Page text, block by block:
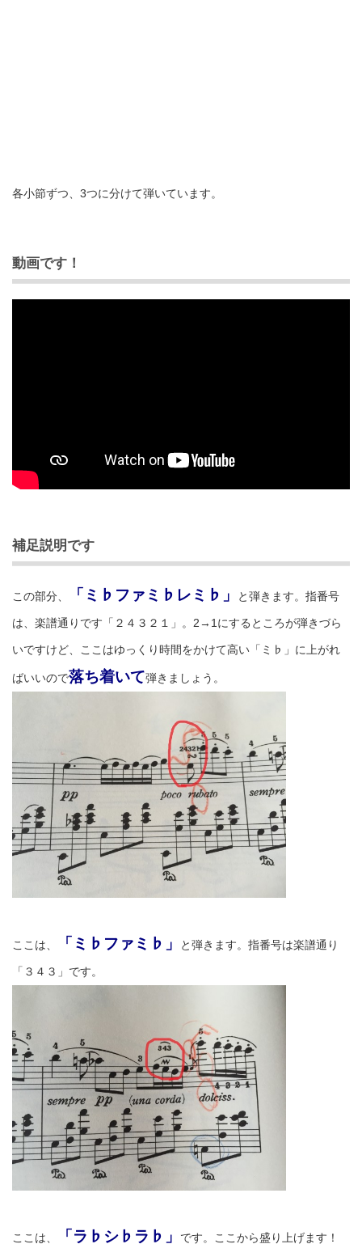
各小節ずつ、3つに分けて弾いています。
動画です！
補足説明です
この部分、 「ミ♭ファミ♭レミ♭」 と弾きます。指番号
は、楽譜通りです「２４３２１」。2→1にするところが弾きづら
いですけど、ここはゆっくり時間をかけて高い「ミ♭」に上がれ
ばいいので落ち着いて弾きましょう。
ここは、 「ミ♭ファミ♭」 と弾きます。指番号は楽譜通り
「３４３」です。
ここは、 「ラ♭シ♭ラ♭」 です。ここから盛り上げます！